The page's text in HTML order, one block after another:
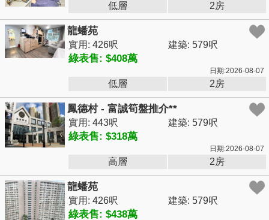
低層 2房
龍蟠苑
實用: 426呎 建築: 579呎
綠表售: $408萬
日期:2026-08-07
低層 2房
鳳德村 - 富誠筍盤推介**
實用: 443呎 建築: 579呎
綠表售: $318萬
日期:2026-08-07
高層 2房
龍蟠苑
實用: 426呎 建築: 579呎
綠表售: $438萬